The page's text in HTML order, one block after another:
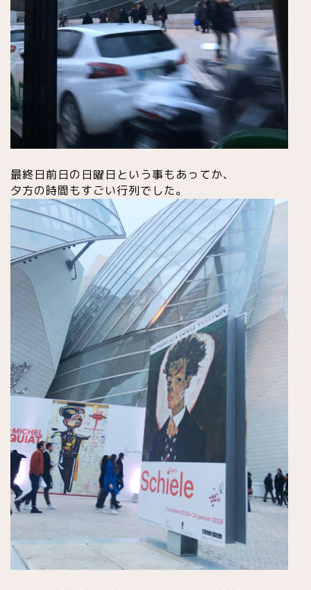
最終日前日の日曜日という事もあってか、
夕方の時間もすごい行列でした。